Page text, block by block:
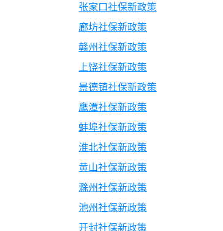
张家口社保新政策
廊坊社保新政策
赣州社保新政策
上饶社保新政策
景德镇社保新政策
鹰潭社保新政策
蚌埠社保新政策
淮北社保新政策
黄山社保新政策
滁州社保新政策
池州社保新政策
开封社保新政策